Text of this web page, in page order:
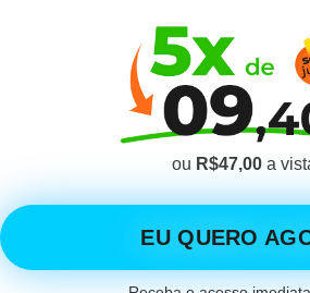
ou R$47,00a
EU QUERO